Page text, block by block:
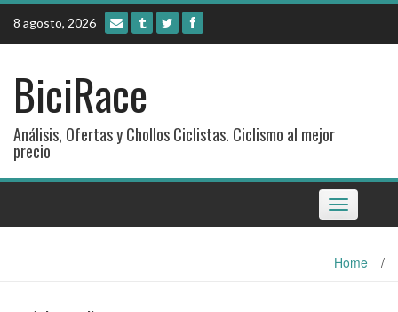
Skip
content
8 agosto, 2026
BiciRace
Análisis, Ofertas y Chollos Ciclistas. Ciclismo al mejor
precio
Toggle
navigation
Home /